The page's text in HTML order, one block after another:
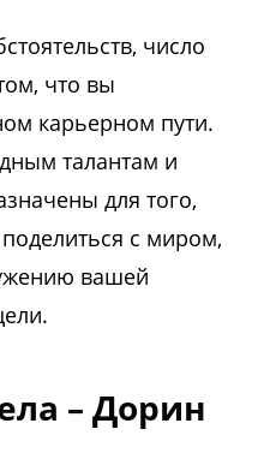
число
что вы
карьерном пути.
талантам и
для того,
с миром,
вашей
– Дорин